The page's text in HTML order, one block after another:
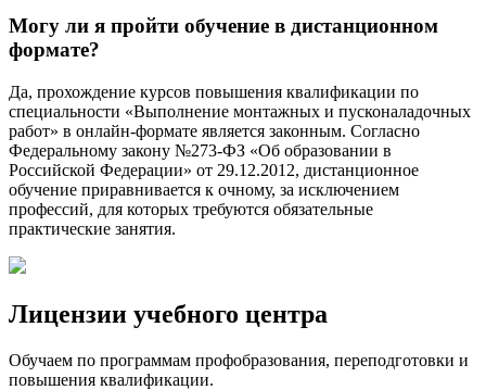
Могу ли я пройти обучение в дистанционном
формате?
Да, прохождение курсов повышения квалификации по
специальности «Выполнение монтажных и пусконаладочных
работ» в онлайн-формате является законным. Согласно
Федеральному закону №273-ФЗ «Об образовании в
Российской Федерации» от 29.12.2012, дистанционное
обучение приравнивается к очному, за исключением
профессий, для которых требуются обязательные
практические занятия.
Лицензии учебного центра
Обучаем по программам профобразования, переподготовки и
повышения квалификации.